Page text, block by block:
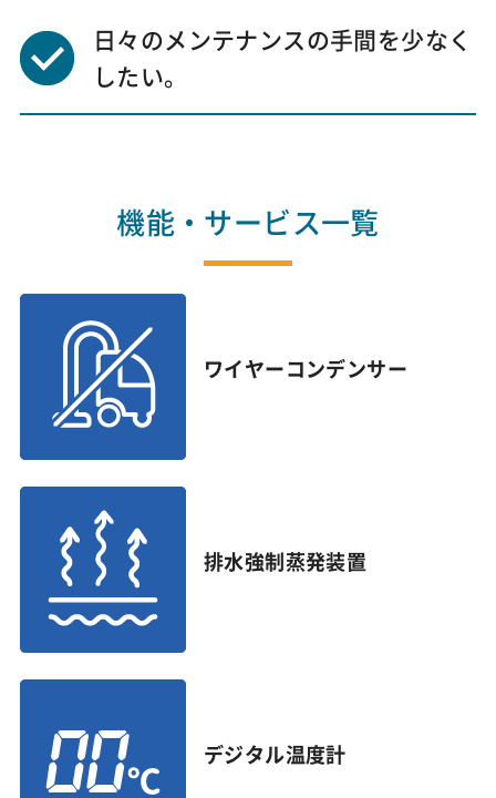
日々のメンテナンスの手間を少なく
したい。
機能・サービス一覧
ワイヤーコンデンサー
排水強制蒸発装置
デジタル温度計